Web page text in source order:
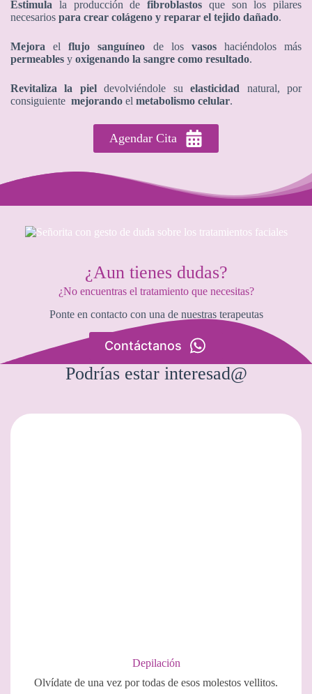
Estimula la producción de fibroblastos que son los pilares
necesarios para crear colágeno y reparar el tejido dañado.
Mejora elflujo sanguíneo de los vasoshaciéndolos más
permeables y oxigenando la sangre como resultado.
Revitaliza la pieldevolviéndole suelasticidad natural, por
consiguiente mejorando el metabolismo celular.
Agendar Cita
¿Aun tienes dudas?
¿No encuentras el tratamiento que necesitas?
Ponte en contacto con una de nuestras terapeutas
Contáctanos
Podrías estar interesad@
Depilación
Olvídate de una vez por todas de esos molestos vellitos.